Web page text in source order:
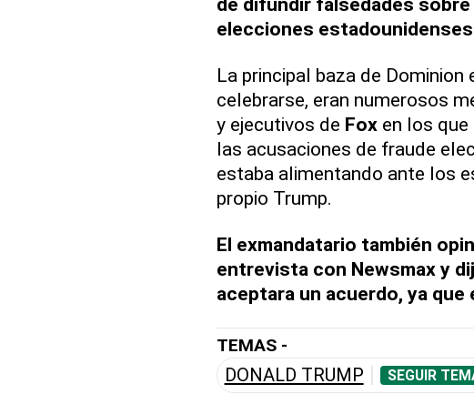
elecciones estadounidenses
La principal baza de Dominion
celebrarse, eran numerosos
y ejecutivos de Foxen los que
las acusaciones de fraude
estaba alimentando ante los
propio Trump.
El exmandatario también
entrevista con Newsmax y
aceptara un acuerdo, ya que
TEMAS -
DONALD TRUMP SEGUIR